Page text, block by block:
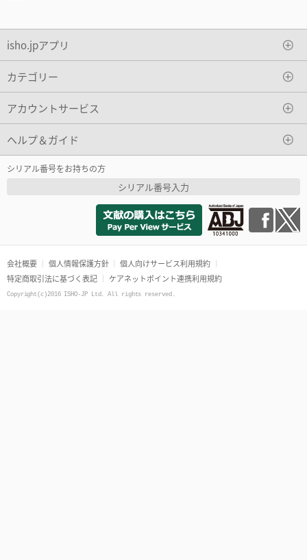
isho.jpアプリ
カテゴリー
アカウントサービス
ヘルプ＆ガイド
シリアル番号をお持ちの方
シリアル番号入力
会社概要 個人情報保護方針
個人向けサービス利用規約
特定商取引法に基づく表記
ケアネットポイント連携利用規約
Copyright(c)2016 ISHO-JP Ltd. All rights reserved.